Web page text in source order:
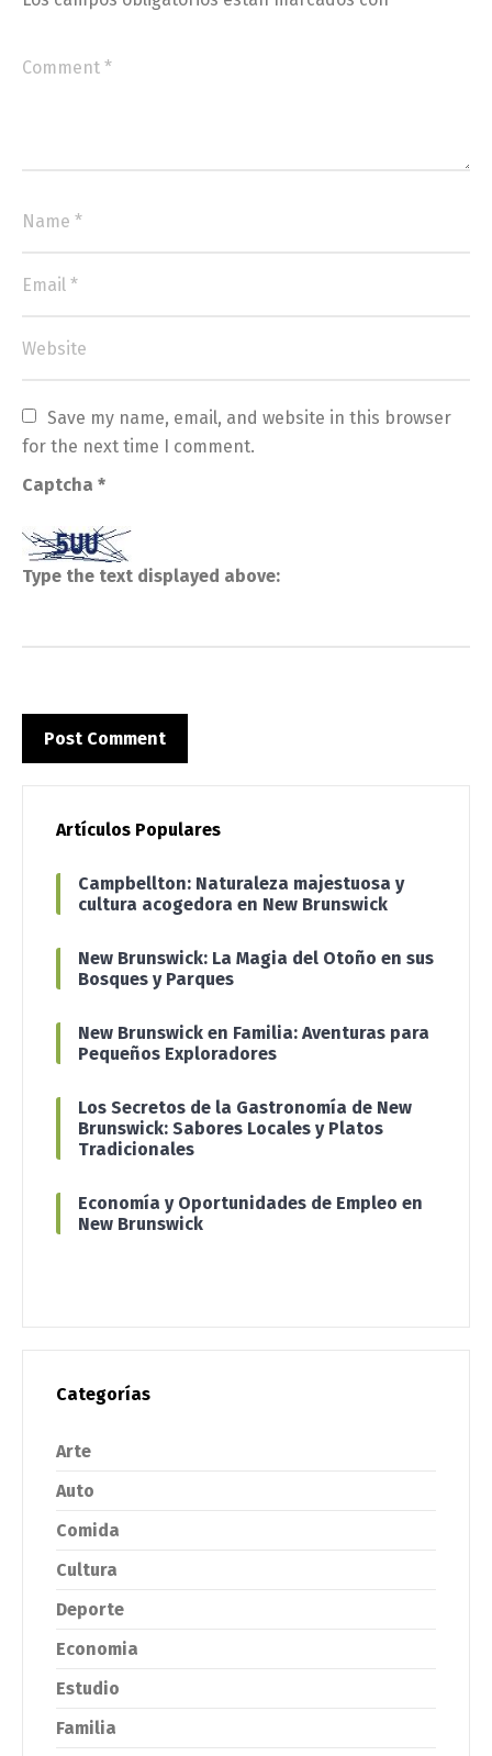
Save my name, email, and website in this browser
for the next time I comment.
Captcha *
Type the text displayed above:
Artículos Populares
Campbellton: Naturaleza majestuosa y
cultura acogedora en New Brunswick
New Brunswick: La Magia del Otoño en sus
Bosques y Parques
New Brunswick en Familia: Aventuras para
Pequeños Exploradores
Los Secretos de la Gastronomía de New
Brunswick: Sabores Locales y Platos
Tradicionales
Economía y Oportunidades de Empleo en
New Brunswick
Categorías
Arte
Auto
Comida
Cultura
Deporte
Economia
Estudio
Familia